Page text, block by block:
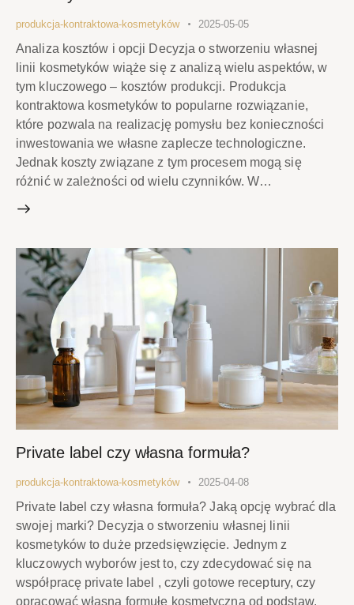
produkcja-kontraktowa-kosmetyków 2025-05-05
Analiza kosztów i opcji Decyzja o stworzeniu własnej
linii kosmetyków wiąże się z analizą wielu aspektów, w
tym kluczowego – kosztów produkcji. Produkcja
kontraktowa kosmetyków to popularne rozwiązanie,
które pozwala na realizację pomysłu bez konieczności
inwestowania we własne zaplecze technologiczne.
Jednak koszty związane z tym procesem mogą się
różnić w zależności od wielu czynników. W…
Private label czy własna formuła?
produkcja-kontraktowa-kosmetyków 2025-04-08
Private label czy własna formuła? Jaką opcję wybrać dla
swojej marki? Decyzja o stworzeniu własnej linii
kosmetyków to duże przedsięwzięcie. Jednym z
kluczowych wyborów jest to, czy zdecydować się na
współpracę private label , czyli gotowe receptury, czy
opracować własną formułę kosmetyczną od podstaw.